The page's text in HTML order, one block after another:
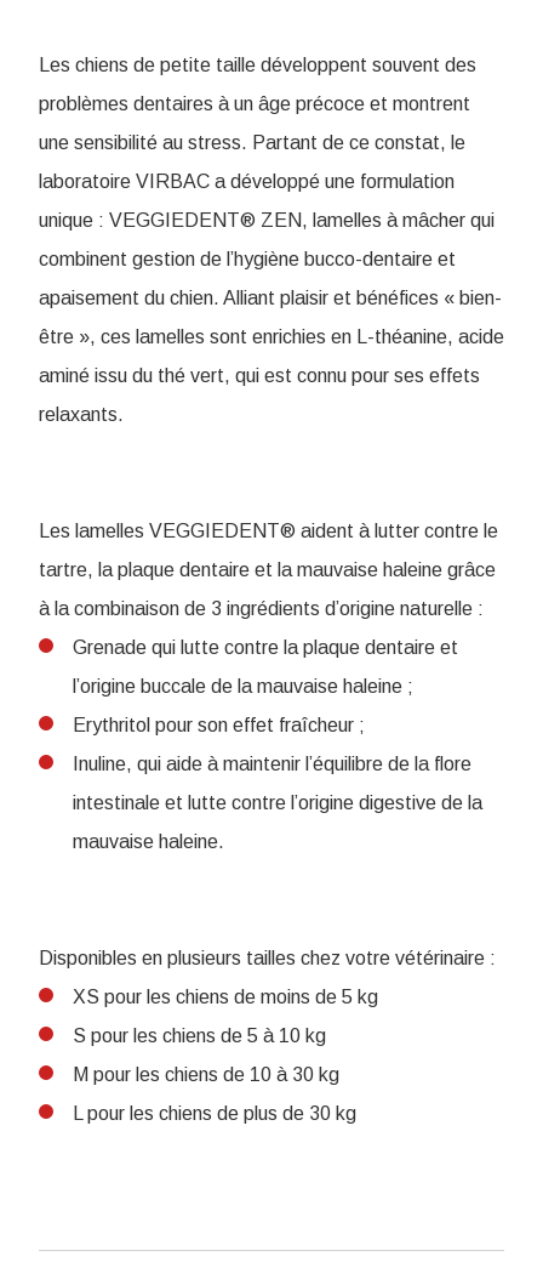
Les chiens de petite taille développent souvent des
problèmes dentaires à un âge précoce et montrent
une sensibilité au stress. Partant de ce constat, le
laboratoire VIRBAC a développé une formulation
unique : VEGGIEDENT® ZEN, lamelles à mâcher qui
combinent gestion de l’hygiène bucco-dentaire et
apaisement du chien. Alliant plaisir et bénéfices « bien-
être », ces lamelles sont enrichies en L-théanine, acide
aminé issu du thé vert, qui est connu pour ses effets
relaxants.
Les lamelles VEGGIEDENT® aident à lutter contre le
tartre, la plaque dentaire et la mauvaise haleine grâce
à la combinaison de 3 ingrédients d’origine naturelle :
Grenade qui lutte contre la plaque dentaire et
l’origine buccale de la mauvaise haleine ;
Erythritol pour son effet fraîcheur ;
Inuline, qui aide à maintenir l’équilibre de la flore
intestinale et lutte contre l’origine digestive de la
mauvaise haleine.
Disponibles en plusieurs tailles chez votre vétérinaire :
XS pour les chiens de moins de 5 kg
S pour les chiens de 5 à 10 kg
M pour les chiens de 10 à 30 kg
L pour les chiens de plus de 30 kg